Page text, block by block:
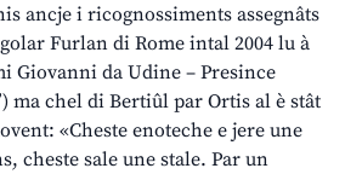
ancje i ricognossiments assegnâts
Furlan di Rome intal 2004 lu à
Giovanni da Udine – Presince
ma chel di Bertiûl par Ortis al è stât
«Cheste enoteche e jere une
cheste sale une stale. Par un